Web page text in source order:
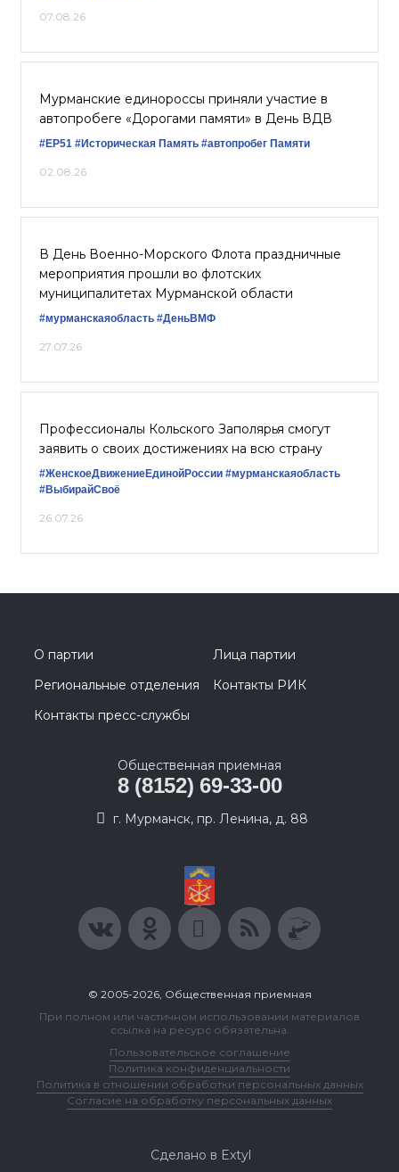
07.08.26
Мурманские единороссы приняли участие в
автопробеге «Дорогами памяти» в День ВДВ
#ЕР51 #Историческая Память #автопробег Памяти
02.08.26
В День Военно-Морского Флота праздничные
мероприятия прошли во флотских
муниципалитетах Мурманской области
#мурманскаяобласть #ДеньВМФ
27.07.26
Профессионалы Кольского Заполярья смогут
заявить о своих достижениях на всю страну
#ЖенскоеДвижениеЕдинойРоссии #мурманскаяобласть
#ВыбирайСвоё
26.07.26
О партии
Лица партии
Региональные отделения
Контакты РИК
Контакты пресс-службы
Общественная приемная
8 (8152) 69-33-00
г. Мурманск, пр. Ленина, д. 88
© 2005-2026, Общественная приемная
При полном или частичном использовании материалов
ссылка на ресурс обязательна.
Пользовательское соглашение
Политика конфиденциальности
Политика в отношении обработки персональных данных
Согласие на обработку персональных данных
Сделано в Extyl